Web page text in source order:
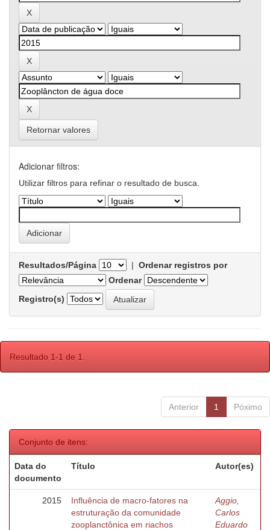
Retornar valores
Adicionar filtros:
Utilizar filtros para refinar o resultado de busca.
Resultados/Página | Ordenar registros por
Ordenar
Registro(s)
Resultado 1-1 de 1.
Anterior 1 Póximo
Conjunto de itens:
Data do
documento
Título Autor(es)
2015
Influência de macro-fatores na
estruturação da comunidade
zooplanctônica em riachos
Aggio,
Carlos
Eduardo